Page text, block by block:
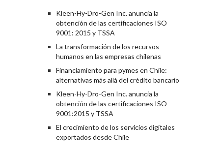
Kleen-Hy-Dro-Gen Inc. anuncia la
obtención de las certificaciones ISO
9001: 2015 y TSSA
La transformación de los recursos
humanos en las empresas chilenas
Financiamiento para pymes en Chile:
alternativas más allá del crédito bancario
Kleen-Hy-Dro-Gen Inc. anuncia la
obtención de las certificaciones ISO
9001:2015 y TSSA
El crecimiento de los servicios digitales
exportados desde Chile